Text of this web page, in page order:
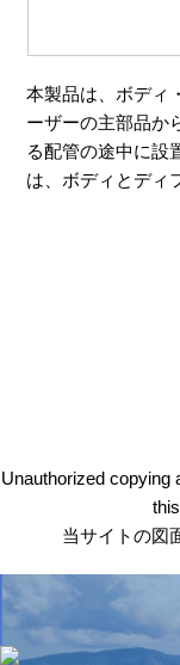
本製品は、ボディ
ーザーの主部品か
る配管の途中に設
は、ボディとディ
Unauthorized copying
当サイトの図